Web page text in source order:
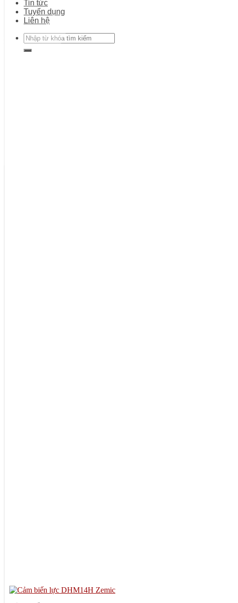
Tin tức
Tuyển dụng
Liên hệ
Search
for: